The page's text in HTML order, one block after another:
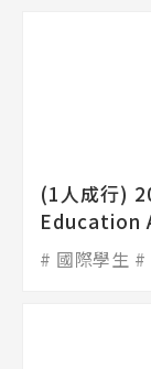
(1人成行)
Education
國際學生